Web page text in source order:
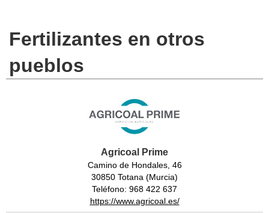
Fertilizantes en otros
pueblos
Agricoal Prime
Camino de Hondales, 46
30850 Totana (Murcia)
Teléfono: 968 422 637
https://www.agricoal.es/